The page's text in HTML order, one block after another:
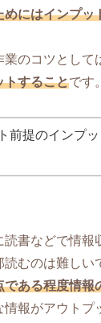
めにはインプッ
業のコツとして
トすることです。
前提のインプ
書などで情報
むのは難しい
である程度情報
情報がアウトプ